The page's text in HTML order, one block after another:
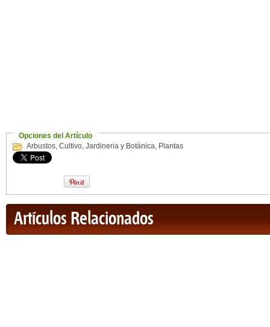
Opciones del Artículo
Arbustos, Cultivo, Jardineria y Botánica, Plantas
Artículos Relacionados